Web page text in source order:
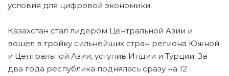
условия для цифровой экономики.
Казахстан стал лидером Центральной Азии и
вошёл в тройку сильнейших стран региона Южной
и Центральной Азии, уступив Индии и Турции. За
два года республика поднялась сразу на 12